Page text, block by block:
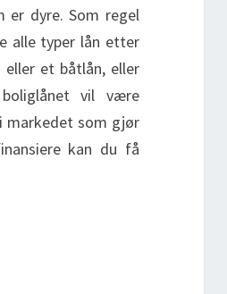
er dyre. Som regel
alle typer lån etter
et båtlån, eller
boliglånet vil være
markedet som gjør
kan du få